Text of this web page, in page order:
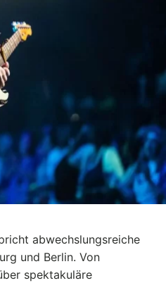
abwechslungsreiche
und Berlin. Von
spektakuläre